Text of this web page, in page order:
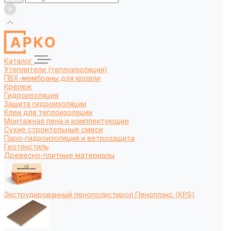
Каталог
Утеплители (теплоизоляция)
ПВХ-мембраны для кровли
Крепеж
Гидроизоляция
Защита гидроизоляции
Клеи для теплоизоляции
Монтажная пена и комплектующие
Сухие строительные смеси
Паро-гидроизоляция и ветрозащита
Геотекстиль
Древесно-плитные материалы
Экструдированный пенополистирол Пеноплэкс (XPS)